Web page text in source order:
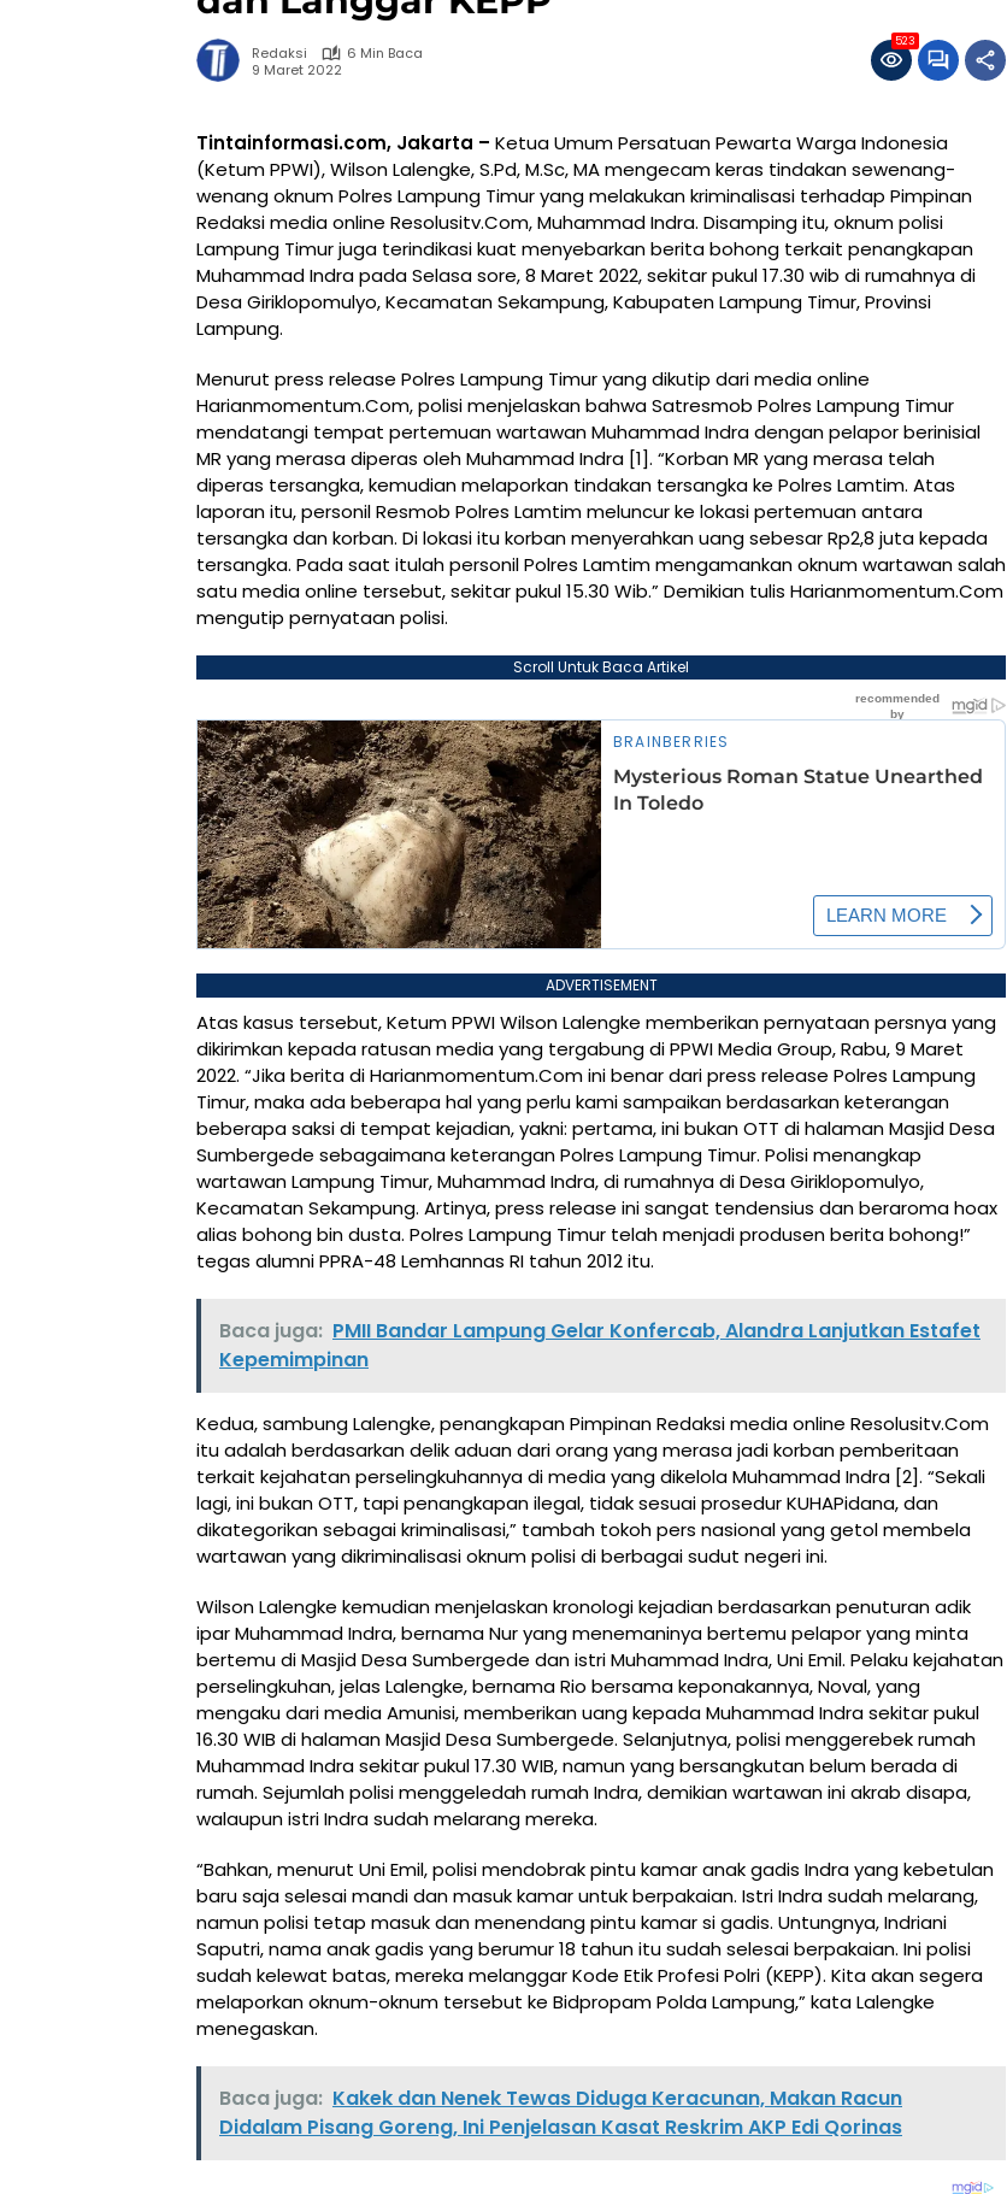
Redaksi
6 Min Baca
9 Maret 2022
523
Tintainformasi.com, Jakarta – Ketua Umum Persatuan Pewarta Warga Indonesia
(Ketum PPWI), Wilson Lalengke, S.Pd, M.Sc, MA mengecam keras tindakan sewenang-
wenang oknum Polres Lampung Timur yang melakukan kriminalisasi terhadap Pimpinan
Redaksi media online Resolusitv.Com, Muhammad Indra. Disamping itu, oknum polisi
Lampung Timur juga terindikasi kuat menyebarkan berita bohong terkait penangkapan
Muhammad Indra pada Selasa sore, 8 Maret 2022, sekitar pukul 17.30 wib di rumahnya di
Desa Giriklopomulyo, Kecamatan Sekampung, Kabupaten Lampung Timur, Provinsi
Lampung.
Menurut press release Polres Lampung Timur yang dikutip dari media online
Harianmomentum.Com, polisi menjelaskan bahwa Satresmob Polres Lampung Timur
mendatangi tempat pertemuan wartawan Muhammad Indra dengan pelapor berinisial
MR yang merasa diperas oleh Muhammad Indra [1]. “Korban MR yang merasa telah
diperas tersangka, kemudian melaporkan tindakan tersangka ke Polres Lamtim. Atas
laporan itu, personil Resmob Polres Lamtim meluncur ke lokasi pertemuan antara
tersangka dan korban. Di lokasi itu korban menyerahkan uang sebesar Rp2,8 juta kepada
tersangka. Pada saat itulah personil Polres Lamtim mengamankan oknum wartawan salah
satu media online tersebut, sekitar pukul 15.30 Wib.” Demikian tulis Harianmomentum.Com
mengutip pernyataan polisi.
Scroll Untuk Baca Artikel
ADVERTISEMENT
Atas kasus tersebut, Ketum PPWI Wilson Lalengke memberikan pernyataan persnya yang
dikirimkan kepada ratusan media yang tergabung di PPWI Media Group, Rabu, 9 Maret
2022. “Jika berita di Harianmomentum.Com ini benar dari press release Polres Lampung
Timur, maka ada beberapa hal yang perlu kami sampaikan berdasarkan keterangan
beberapa saksi di tempat kejadian, yakni: pertama, ini bukan OTT di halaman Masjid Desa
Sumbergede sebagaimana keterangan Polres Lampung Timur. Polisi menangkap
wartawan Lampung Timur, Muhammad Indra, di rumahnya di Desa Giriklopomulyo,
Kecamatan Sekampung. Artinya, press release ini sangat tendensius dan beraroma hoax
alias bohong bin dusta. Polres Lampung Timur telah menjadi produsen berita bohong!”
tegas alumni PPRA-48 Lemhannas RI tahun 2012 itu.
Baca juga: PMII Bandar Lampung Gelar Konfercab, Alandra Lanjutkan Estafet
Kepemimpinan
Kedua, sambung Lalengke, penangkapan Pimpinan Redaksi media online Resolusitv.Com
itu adalah berdasarkan delik aduan dari orang yang merasa jadi korban pemberitaan
terkait kejahatan perselingkuhannya di media yang dikelola Muhammad Indra [2]. “Sekali
lagi, ini bukan OTT, tapi penangkapan ilegal, tidak sesuai prosedur KUHAPidana, dan
dikategorikan sebagai kriminalisasi,” tambah tokoh pers nasional yang getol membela
wartawan yang dikriminalisasi oknum polisi di berbagai sudut negeri ini.
Wilson Lalengke kemudian menjelaskan kronologi kejadian berdasarkan penuturan adik
ipar Muhammad Indra, bernama Nur yang menemaninya bertemu pelapor yang minta
bertemu di Masjid Desa Sumbergede dan istri Muhammad Indra, Uni Emil. Pelaku kejahatan
perselingkuhan, jelas Lalengke, bernama Rio bersama keponakannya, Noval, yang
mengaku dari media Amunisi, memberikan uang kepada Muhammad Indra sekitar pukul
16.30 WIB di halaman Masjid Desa Sumbergede. Selanjutnya, polisi menggerebek rumah
Muhammad Indra sekitar pukul 17.30 WIB, namun yang bersangkutan belum berada di
rumah. Sejumlah polisi menggeledah rumah Indra, demikian wartawan ini akrab disapa,
walaupun istri Indra sudah melarang mereka.
“Bahkan, menurut Uni Emil, polisi mendobrak pintu kamar anak gadis Indra yang kebetulan
baru saja selesai mandi dan masuk kamar untuk berpakaian. Istri Indra sudah melarang,
namun polisi tetap masuk dan menendang pintu kamar si gadis. Untungnya, Indriani
Saputri, nama anak gadis yang berumur 18 tahun itu sudah selesai berpakaian. Ini polisi
sudah kelewat batas, mereka melanggar Kode Etik Profesi Polri (KEPP). Kita akan segera
melaporkan oknum-oknum tersebut ke Bidpropam Polda Lampung,” kata Lalengke
menegaskan.
Baca juga: Kakek dan Nenek Tewas Diduga Keracunan, Makan Racun
Didalam Pisang Goreng, Ini Penjelasan Kasat Reskrim AKP Edi Qorinas